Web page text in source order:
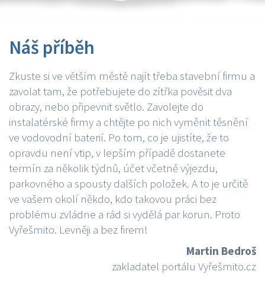
Náš příběh
Zkuste si ve větším městě najít třeba stavební firmu a
zavolat tam, že potřebujete do zítřka pověsit dva
obrazy, nebo připevnit světlo. Zavolejte do
instalatérské firmy a chtějte po nich vyměnit těsnění
ve vodovodní baterií. Po tom, co je ujistíte, že to
opravdu není vtip, v lepším případě dostanete
termín za několik týdnů, účet včetně výjezdu,
parkovného a spousty dalších položek. A to je určitě
ve vašem okolí někdo, kdo takovou práci bez
problému zvládne a rád si vydělá par korun. Proto
Vyřešmito. Levněji a bez firem!
Martin Bedroš
zakladatel portálu Vyřešmito.cz